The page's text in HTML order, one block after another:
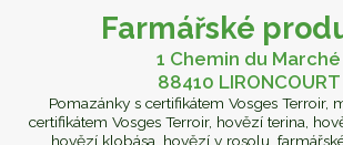
Farmářské
1 Chemin du Marché
88410 LIRONCOURT
Pomazánky s certifikátem Vosges Terroir,
certifikátem Vosges Terroir, hovězí terina,
hovězí klobása, hovězí v rosolu,